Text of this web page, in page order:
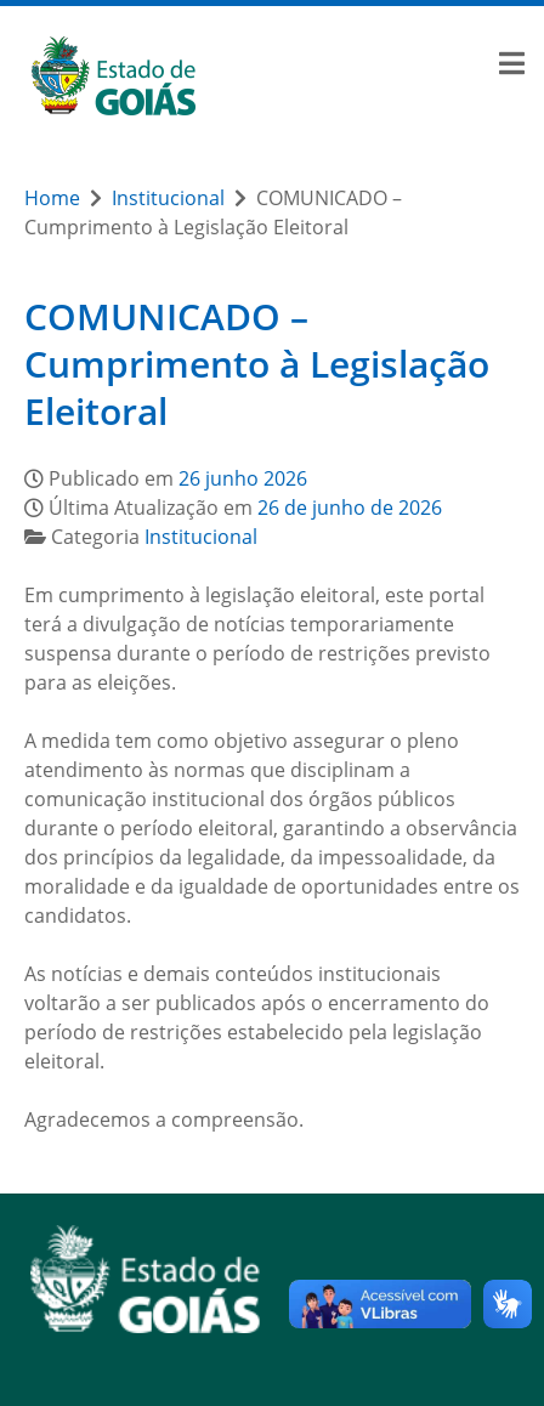
Home Institucional
COMUNICADO –
Cumprimento à Legislação Eleitoral
COMUNICADO –
Cumprimento à Legislação
Eleitoral
Publicado em 26 junho 2026
Última Atualização em 26 de junho de 2026
Categoria Institucional
Em cumprimento à legislação eleitoral, este portal
terá a divulgação de notícias temporariamente
suspensa durante o período de restrições previsto
para as eleições.
A medida tem como objetivo assegurar o pleno
atendimento às normas que disciplinam a
comunicação institucional dos órgãos públicos
durante o período eleitoral, garantindo a observância
dos princípios da legalidade, da impessoalidade, da
moralidade e da igualdade de oportunidades entre os
candidatos.
As notícias e demais conteúdos institucionais
voltarão a ser publicados após o encerramento do
período de restrições estabelecido pela legislação
eleitoral.
Agradecemos a compreensão.